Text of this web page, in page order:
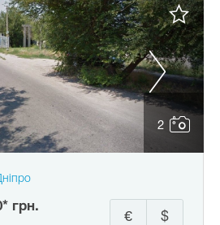
2
грн.
$
€